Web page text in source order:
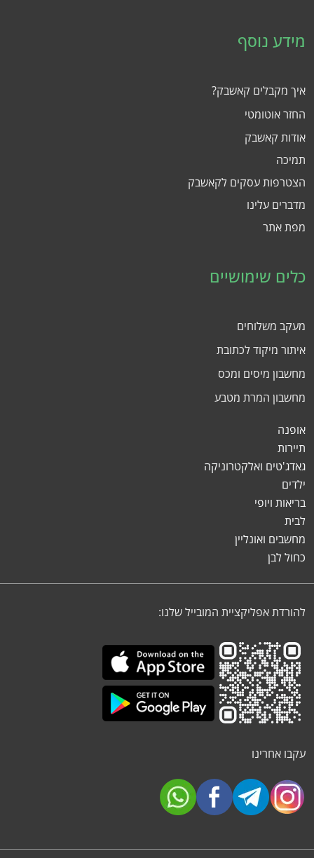
מידע נוסף
איך מקבלים קאשבק?
החזר אוטומטי
אודות קאשבק
תמיכה
הצטרפות עסקים לקאשבק
מדברים עלינו
מפת אתר
כלים שימושיים
מעקב משלוחים
איתור מיקוד לכתובת
מחשבון מיסים ומכס
מחשבון המרת מטבע
אופנה
תיירות
גאדג'טים ואלקטרוניקה
ילדים
בריאות ויופי
לבית
מחשבים ואונליין
כחול לבן
להורדת אפליקציית המובייל שלנו:
עקבו אחרינו